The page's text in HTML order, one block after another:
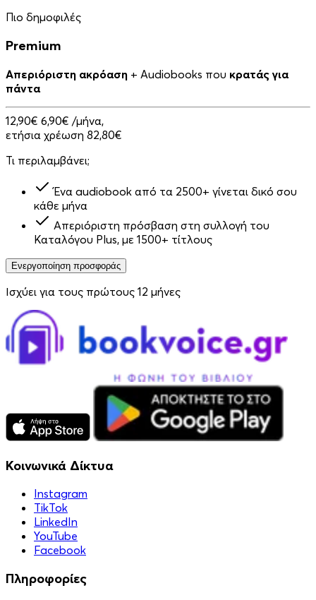
Πιο δημοφιλές
Premium
Απεριόριστη ακρόαση + Audiobooks που κρατάς για
πάντα
12,90€ 6,90€ /μήνα,
ετήσια χρέωση 82,80€
Τι περιλαμβάνει;
Ένα audiobook από τα 2500+ γίνεται δικό σου
κάθε μήνα
Απεριόριστη πρόσβαση στη συλλογή του
Καταλόγου Plus, με 1500+ τίτλους
Ενεργοποίηση προσφοράς
Ισχύει για τους πρώτους 12 μήνες
Κοινωνικά Δίκτυα
Instagram
TikTok
LinkedIn
YouTube
Facebook
Πληροφορίες